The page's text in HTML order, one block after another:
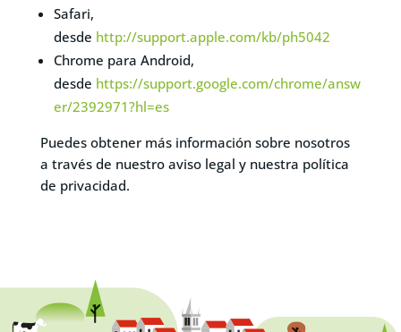
Safari,
desde http://support.apple.com/kb/ph5042
Chrome para Android,
desde https://support.google.com/chrome/answ
er/2392971?hl=es
Puedes obtener más información sobre nosotros
a través de nuestro aviso legal y nuestra política
de privacidad.